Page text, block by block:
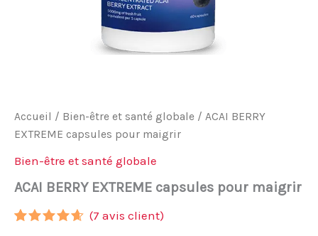
Accueil / Bien-être et santé globale / ACAI BERRY
EXTREME capsules pour maigrir
Bien-être et santé globale
ACAI BERRY EXTREME capsules pour maigrir
(7 avis client)